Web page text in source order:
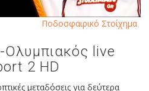
Ολυμπιακός live
2 HD
μεταδόσεις για δεύτερα
Ποδοσφαιρικό Στοίχημα